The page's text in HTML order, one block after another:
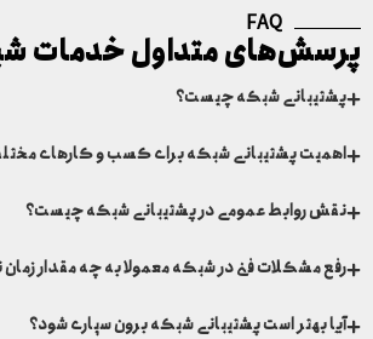
FAQ
پرسش‌های متداول خدمات
پشتیبانی شبکه چیست؟
اهمیت پشتیبانی شبکه برای کسب و کارهای
نقش روابط عمومی در پشتیبانی شبکه چیست؟
رفع مشکلات فنی در شبکه معمولا به چه مقدار زمان
آیا بهتر است پشتیبانی شبکه برون سپاری شود؟